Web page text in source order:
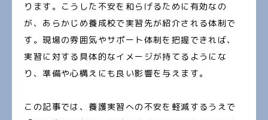
ります。こうした不安を和らげるために有効なの
が、あらかじめ養成校で実習先が紹介される体制で
す。現場の雰囲気やサポート体制を把握できれば、
実習に対する具体的なイメージが持てるようにな
り、準備や心構えにも良い影響を与えます。
この記事では、養護実習への不安を軽減するうえで